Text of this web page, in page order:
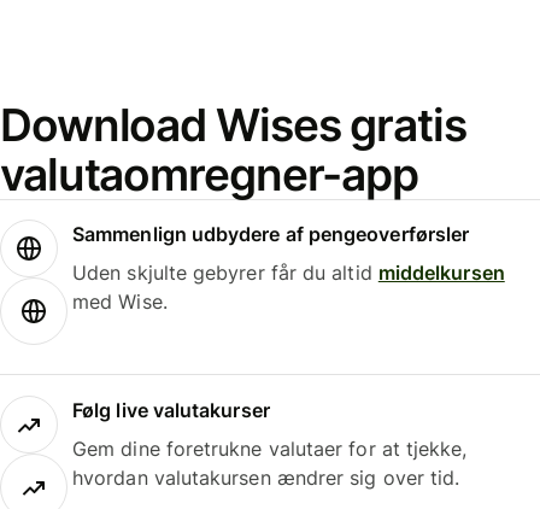
Download Wises gratis
valutaomregner-app
Sammenlign udbydere af pengeoverførsler
Uden skjulte gebyrer får du altid middelkursen
med Wise.
Følg live valutakurser
Gem dine foretrukne valutaer for at tjekke,
hvordan valutakursen ændrer sig over tid.